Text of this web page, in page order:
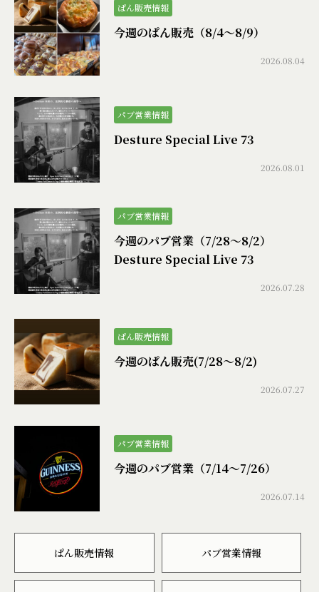
ぱん販売情報
今週のぱん販売（8/4〜8/9）
2026.08.04
パブ営業情報
Desture Special Live 73
2026.08.01
パブ営業情報
今週のパブ営業（7/28〜8/2）
Desture Special Live 73
2026.07.28
ぱん販売情報
今週のぱん販売(7/28〜8/2)
2026.07.27
パブ営業情報
今週のパブ営業（7/14〜7/26）
2026.07.14
ぱん販売情報 パブ営業情報